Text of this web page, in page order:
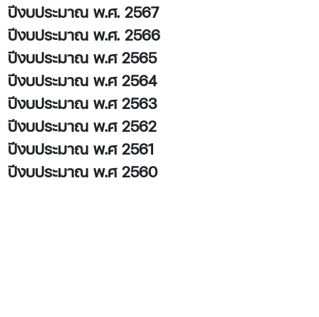
ปีงบประมาณ พ.ศ. 2567
ปีงบประมาณ พ.ศ. 2566
ปีงบประมาณ พ.ศ 2565​
ปีงบประมาณ พ.ศ 2564
ปีงบประมาณ พ.ศ 2563
ปีงบประมาณ พ.ศ 2562
ปีงบประมาณ พ.ศ 2561
ปีงบประมาณ พ.ศ 2560​